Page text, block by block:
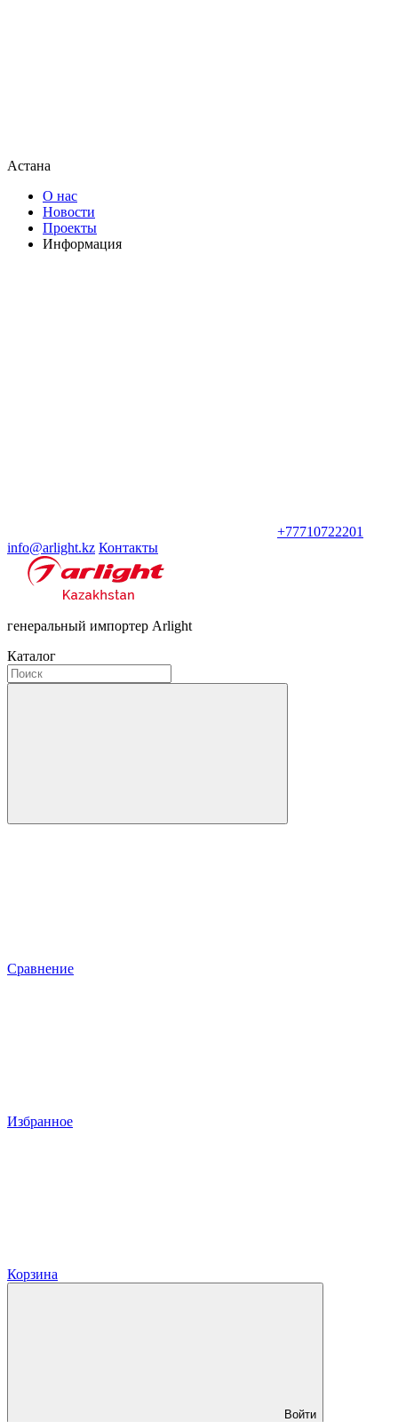
Астана
О нас
Новости
Проекты
Информация
+77710722201
info@arlight.kz Контакты
генеральный импортер Arlight
Каталог
Сравнение
Избранное
Корзина
Войти